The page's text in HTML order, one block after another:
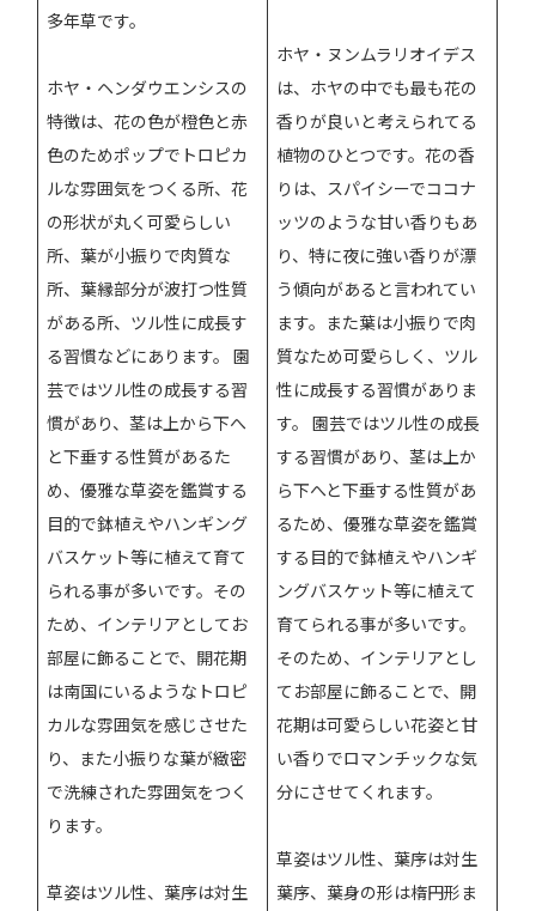
多年草です。
ホヤ・ヘンダウエンシスの
特徴は、花の色が橙色と赤
色のためポップでトロピカ
ルな雰囲気をつくる所、花
の形状が丸く可愛らしい
所、葉が小振りで肉質な
所、葉縁部分が波打つ性質
がある所、ツル性に成長す
る習慣などにあります。 園
芸ではツル性の成長する習
慣があり、茎は上から下へ
と下垂する性質があるた
め、優雅な草姿を鑑賞する
目的で鉢植えやハンギング
バスケット等に植えて育て
られる事が多いです。その
ため、インテリアとしてお
部屋に飾ることで、開花期
は南国にいるようなトロピ
カルな雰囲気を感じさせた
り、また小振りな葉が緻密
で洗練された雰囲気をつく
ります。
草姿はツル性、葉序は対生
ホヤ・ヌンムラリオイデス
は、ホヤの中でも最も花の
香りが良いと考えられてる
植物のひとつです。花の香
りは、スパイシーでココナ
ッツのような甘い香りもあ
り、特に夜に強い香りが漂
う傾向があると言われてい
ます。また葉は小振りで肉
質なため可愛らしく、ツル
性に成長する習慣がありま
す。 園芸ではツル性の成長
する習慣があり、茎は上か
ら下へと下垂する性質があ
るため、優雅な草姿を鑑賞
する目的で鉢植えやハンギ
ングバスケット等に植えて
育てられる事が多いです。
そのため、インテリアとし
てお部屋に飾ることで、開
花期は可愛らしい花姿と甘
い香りでロマンチックな気
分にさせてくれます。
草姿はツル性、葉序は対生
葉序、葉身の形は楕円形ま